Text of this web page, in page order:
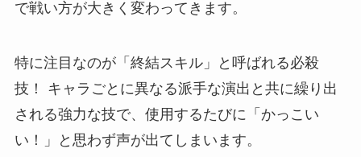
で戦い方が大きく変わってきます。
特に注目なのが「終結スキル」と呼ばれる必殺
技！ キャラごとに異なる派手な演出と共に繰り出
される強力な技で、使用するたびに「かっこい
い！」と思わず声が出てしまいます。